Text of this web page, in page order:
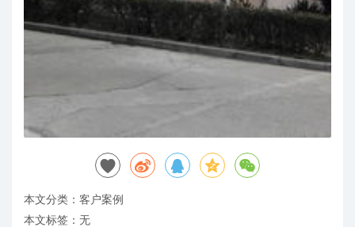
本文分类： 客户案例
本文标签：无